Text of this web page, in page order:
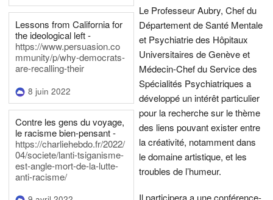
Lessons from California for
the ideological left -
https://www.persuasion.co
mmunity/p/why-democrats-
are-recalling-their
8 juin 2022
Contre les gens du voyage,
le racisme bien-pensant -
https://charliehebdo.fr/2022/
04/societe/lanti-tsiganisme-
est-angle-mort-de-la-lutte-
anti-racisme/
Le Professeur Aubry, Chef du
Département de Santé Mentale
et Psychiatrie des Hôpitaux
Universitaires de Genève et
Médecin-Chef du Service des
Spécialités Psychiatriques a
développé un intérêt particulier
pour la recherche sur le thème
des liens pouvant exister entre
la créativité, notamment dans
le domaine artistique, et les
troubles de l’humeur.
Il participera a une conférence-